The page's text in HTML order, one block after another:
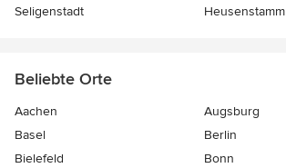
Seligenstadt
Heusenstamm
Beliebte Orte
Aachen
Augsburg
Basel
Berlin
Bielefeld
Bonn